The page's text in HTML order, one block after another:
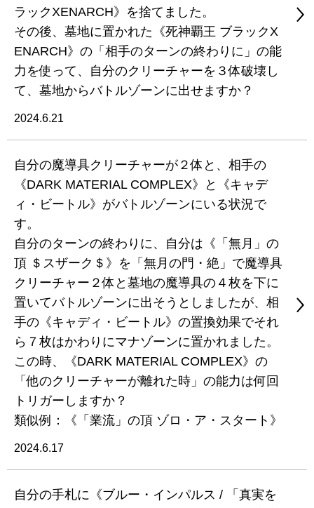
ラックXENARCH》を捨てました。
その後、墓地に置かれた《死神覇王 ブラックX
ENARCH》の「相手のターンの終わりに」の能
力を使って、自分のクリーチャーを３体破壊し
て、墓地からバトルゾーンに出せますか？
2024.6.21
自分の魔導具クリーチャーが２体と、相手の
《DARK MATERIAL COMPLEX》と《キャデ
ィ・ビートル》がバトルゾーンにいる状況で
す。
自分のターンの終わりに、自分は《「無月」の
頂 ＄スザーク＄》を「無月の門・絶」で魔導具
クリーチャー２体と墓地の魔導具の４枚を下に
置いてバトルゾーンに出そうとしましたが、相
手の《キャディ・ビートル》の置換効果でそれ
ら７枚はかわりにマナゾーンに置かれました。
この時、《DARK MATERIAL COMPLEX》の
「他のクリーチャーが離れた時」の能力は何回
トリガーしますか？
類似例：《「業流」の頂 ゾロ・ア・スタート》
2024.6.17
自分の手札に《ブルー・インパルス / 「真実を